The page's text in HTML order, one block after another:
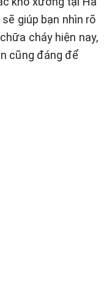
giúp bạn nhìn rõ
cháy hiện nay,
cũng đáng để